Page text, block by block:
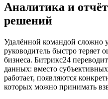
Аналитика и
решений
Удалённой командой сложно
руководитель быстро теряет
бизнеса. Битрикс24
данных: вместо
работает, появляются
которых можно принимать